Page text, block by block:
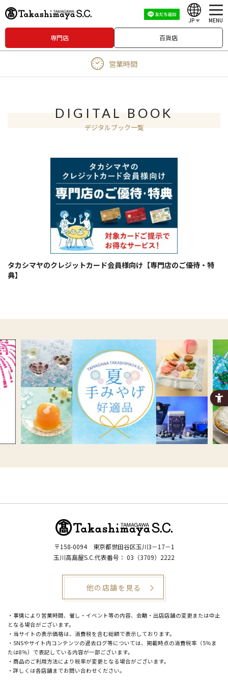
専門店 百貨店
JP
English
MENU
営業時間
DIGITAL BOOK
デジタルブック一覧
タカシマヤのクレジットカード会員様向け【専門店のご優待・特
典】
〒158-0094 東京都世田谷区玉川3－17－1
玉川高島屋S.C.代表番号： 03（3709）2222
他の店舗を見る
・事情により営業時間、催し・イベント等の内容、会期・出店店舗の変更または中止
となる場合がございます。
・当サイトの表示価格は、消費税を含む総額で表示しております。
・SNSやサイト内コンテンツの過去ログ等については、掲載時点の消費税率（5％ま
たは8％）で表記している内容が一部ございます。
・商品のご利用方法により税率が変更となる場合がございます。
・詳しくは各店舗までお問い合わせください。